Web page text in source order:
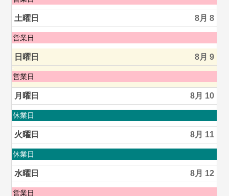
6th
2026
日,
8
月
7th
2026
土曜日 8月 8
土
日,
8
月
8th
2026
営業日
日曜日 8月 9
日
曜
日,
8
月
9th
2026
営業日
月曜日 8月 10
月
日,
8
月
10th
2026
休業日
火曜日 8月 11
火
日,
8
月
休業日
水曜日 8月 12
水
営業日